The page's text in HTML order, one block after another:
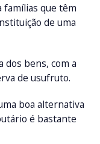
famílias que têm
de uma
dos bens, com a
de usufruto.
boa alternativa
é bastante